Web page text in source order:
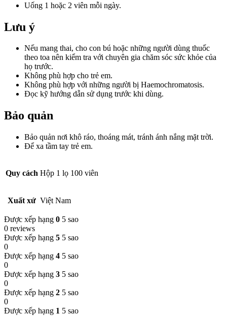
Uống 1 hoặc 2 viên mỗi ngày.
Lưu ý
Nếu mang thai, cho con bú hoặc những người dùng thuốc
theo toa nên kiểm tra với chuyên gia chăm sóc sức khỏe của
họ trước.
Không phù hợp cho trẻ em.
Không phù hợp với những người bị Haemochromatosis.
Đọc kỹ hướng dẫn sử dụng trước khi dùng.
Bảo quản
Bảo quản nơi khô ráo, thoáng mát, tránh ánh nắng mặt trời.
Để xa tầm tay trẻ em.
Quy cách Hộp 1 lọ 100 viên
Xuất xứ Việt Nam
Được xếp hạng 0 5 sao
0 reviews
Được xếp hạng 5 5 sao
0
Được xếp hạng 4 5 sao
0
Được xếp hạng 3 5 sao
0
Được xếp hạng 2 5 sao
0
Được xếp hạng 1 5 sao